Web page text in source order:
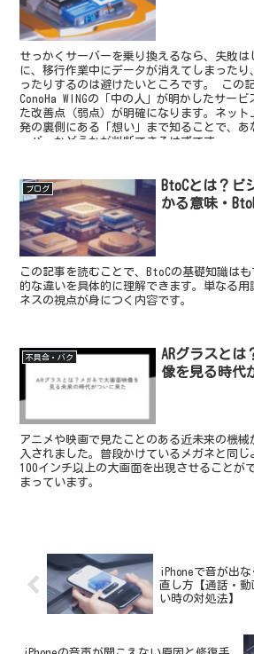
せっかくサーバーを乗り換えるなら、失敗
に、移行作業中にデータが消えてしまったり
ったりするのは避けたいところです。 この
ConoHa WINGの「中の人」が明かしたサー
た改善点（弱点）が明確になります。ネット
発の裏側にある「想い」まで知ることで、
ーバーかどうかが判断できるはずです。
ブログ
BtoCとは？ビ
かる意味・
この記事を読むことで、BtoCの基礎知識は
的な違いを具体的に理解できます。単なる
ネスの視点が身につく内容です。
不具合・バク
ARグラスとは
像を見る時代
アニメや映画で見たことのある近未来の機
入されました。普段かけているメガネと同
100インチ以上の大画面を出現させることが
まっています。
iPhoneで音が出
直し方【通話・
い時の対処法】